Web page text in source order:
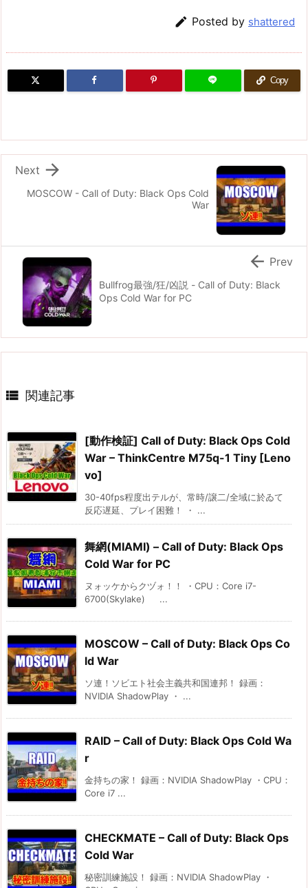
 Posted by shattered
Copy
MOSCOW - Call of Duty: Black Ops Cold
War

Next
Bullfrog最強/狂/凶説 - Call of Duty: Black
Ops Cold War for PC
 Prev
 関連記事
[動作検証] Call of Duty: Black Ops Cold
War – ThinkCentre M75q-1 Tiny [Leno
vo]
30-40fps程度出テルが、常時/譲二/全域に於ゐて
反応遅延、プレイ困難！ ・ ...
舞網(MIAMI) – Call of Duty: Black Ops
Cold War for PC
ヌォッケからクヅォ！！ ・CPU：Core i7-
6700(Skylake) ...
MOSCOW – Call of Duty: Black Ops Co
ld War
ソ連！ソビエト社会主義共和国連邦！ 録画：
NVIDIA ShadowPlay ・ ...
RAID – Call of Duty: Black Ops Cold Wa
r
金持ちの家！ 録画：NVIDIA ShadowPlay ・CPU：
Core i7 ...
CHECKMATE – Call of Duty: Black Ops
Cold War
秘密訓練施設！ 録画：NVIDIA ShadowPlay ・